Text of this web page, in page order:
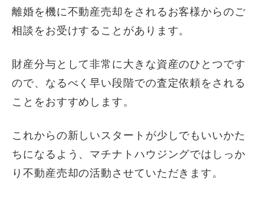
離婚を機に不動産売却をされるお客様からのご
相談をお受けすることがあります。
財産分与として非常に大きな資産のひとつです
ので、なるべく早い段階での査定依頼をされる
ことをおすすめします。
これからの新しいスタートが少しでもいいかた
ちになるよう、マチナトハウジングではしっか
り不動産売却の活動させていただきます。